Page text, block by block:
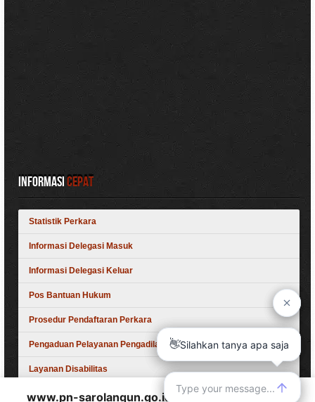
InformasiCepat
Statistik Perkara
Informasi Delegasi Masuk
Informasi Delegasi Keluar
Pos Bantuan Hukum
Prosedur Pendaftaran Perkara
Pengaduan Pelayanan Pengadilan
Layanan Disabilitas
www.pn-sarolangun.go.id wants to play speech